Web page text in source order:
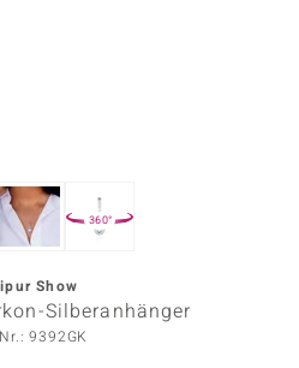
360°
Show
Silberanhänger
9392GK